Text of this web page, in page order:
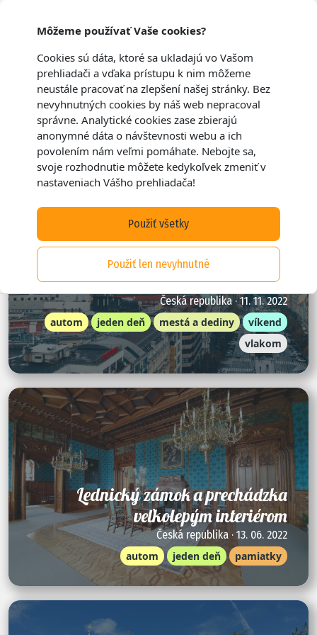
Môžeme používať Vaše cookies?
Cookies sú dáta, ktoré sa ukladajú vo Vašom
prehliadači a vďaka prístupu k nim môžeme
neustále pracovať na zlepšení našej stránky. Bez
nevyhnutných cookies by náš web nepracoval
správne. Analytické cookies zase zbierajú
anonymné dáta o návštevnosti webu a ich
povolením nám veľmi pomáhate. Nebojte sa,
svoje rozhodnutie môžete kedykoľvek zmeniť v
nastaveniach Vášho prehliadača!
Použiť všetky
Použiť len nevyhnutné
Kam v Prahe na skvelé jedlo, kávu či
pivko?
Česká republika · 11. 11. 2022
autom
jeden deň mestá a dediny
víkend
vlakom
Lednický zámok a prechádzka
veľkolepým interiérom
Česká republika · 13. 06. 2022
autom
jeden deň pamiatky